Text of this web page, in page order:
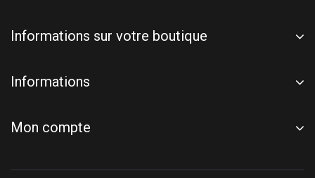
Informations sur votre boutique
Informations
Mon compte